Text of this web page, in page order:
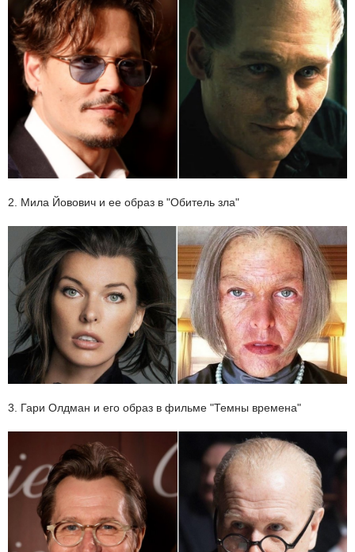
2. Мила Йовович и ее образ в "Обитель зла"
3. Гари Олдман и его образ в фильме "Темны времена"